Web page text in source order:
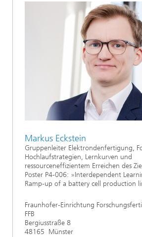
Markus Eckstein
Gruppenleiter Elektrondenfertigung,
Hochlaufstrategien, Lernkurven und
ressourceneffizientem Erreichen des
Poster P4-006: »Interdependent
Ramp-up of a battery cell production
Fraunhofer-Einrichtung
FFB
Bergiusstraße 8
48165 Münster